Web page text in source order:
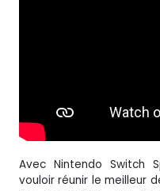
Avec Nintendo Switch
vouloir réunir le meilleur